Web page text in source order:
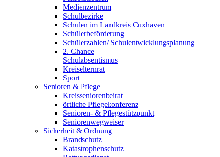
Medienzentrum
Schulbezirke
Schulen im Landkreis Cuxhaven
Schülerbeförderung
Schülerzahlen/ Schulentwicklungsplanung
2. Chance
Schulabsentismus
Kreiselternrat
Sport
Senioren & Pflege
Kreisseniorenbeirat
örtliche Pflegekonferenz
Senioren- & Pflegestützpunkt
Seniorenwegweiser
Sicherheit & Ordnung
Brandschutz
Katastrophenschutz